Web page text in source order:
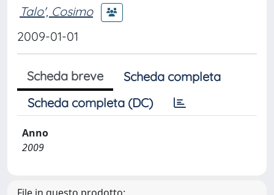
Talo', Cosimo
2009-01-01
Scheda breve
Scheda completa
Scheda completa (DC)
Anno
2009